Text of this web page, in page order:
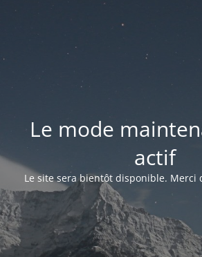
Le mode
actif
Le site sera bientôt disponible. Merci